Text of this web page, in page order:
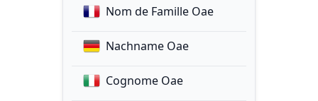
Nom de Famille Oae
Nachname Oae
Cognome Oae